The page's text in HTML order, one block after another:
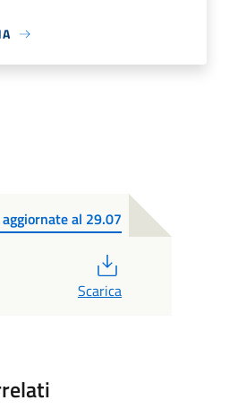
aggiornate al 29.07
Scarica